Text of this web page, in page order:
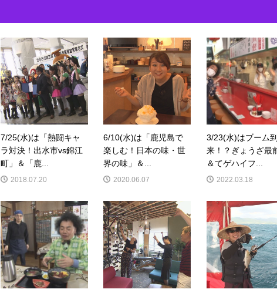
7/25(水)は「熱闘キャ
ラ対決！出水市vs錦江
町」＆「鹿...
2018.07.20
6/10(水)は「鹿児島で
楽しむ！日本の味・世
界の味」＆...
2020.06.07
3/23(水)はブーム
来！？ぎょうざ最
＆てゲハイフ...
2022.03.18